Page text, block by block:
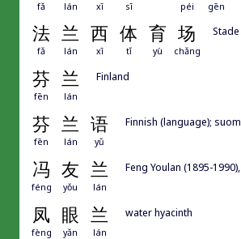
fǎ lán xī sī péi gēn
法 兰 西 体 育 场
fǎ lán xī tǐ yù chǎng
芬 兰
fēn lán
Finland
芬 兰 语
fēn lán yǔ
Finnish (language);
冯 友 兰
féng yǒu lán
Feng Youlan (1895-
凤 眼 兰
fèng yǎn lán
water hyacinth